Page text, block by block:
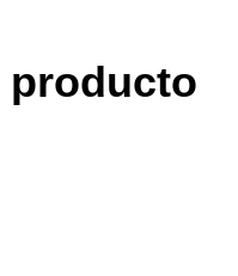
producto